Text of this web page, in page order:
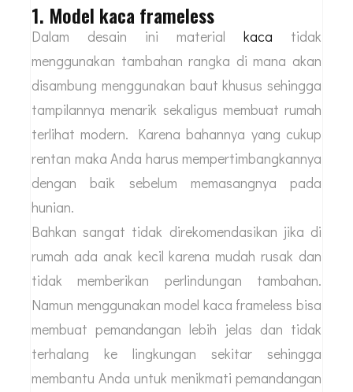
1. Model kaca frameless
Dalam desain ini material kaca tidak
menggunakan tambahan rangka di mana akan
disambung menggunakan baut khusus sehingga
tampilannya menarik sekaligus membuat rumah
terlihat modern. Karena bahannya yang cukup
rentan maka Anda harus mempertimbangkannya
dengan baik sebelum memasangnya pada
hunian.
Bahkan sangat tidak direkomendasikan jika di
rumah ada anak kecil karena mudah rusak dan
tidak memberikan perlindungan tambahan.
Namun menggunakan model kaca frameless bisa
membuat pemandangan lebih jelas dan tidak
terhalang ke lingkungan sekitar sehingga
membantu Anda untuk menikmati pemandangan